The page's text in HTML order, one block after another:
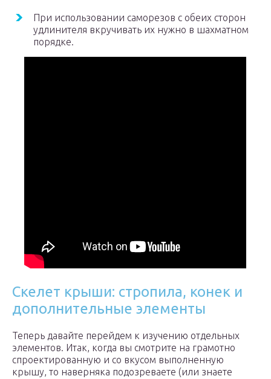
При использовании саморезов с обеих сторон
удлинителя вкручивать их нужно в шахматном
порядке.
Скелет крыши: стропила, конек и
дополнительные элементы
Теперь давайте перейдем к изучению отдельных
элементов. Итак, когда вы смотрите на грамотно
спроектированную и со вкусом выполненную
крышу, то наверняка подозреваете (или знаете